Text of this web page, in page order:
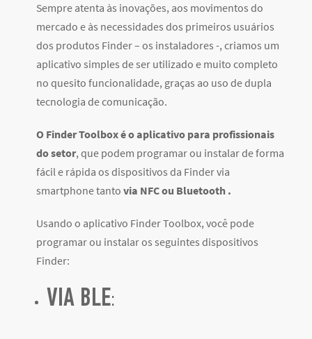
Sempre atenta às inovações, aos movimentos do
mercado e às necessidades dos primeiros usuários
dos produtos Finder – os instaladores -, criamos um
aplicativo simples de ser utilizado e muito completo
no quesito funcionalidade, graças ao uso de dupla
tecnologia de comunicação.
O Finder Toolbox é o aplicativo para profissionais
do setor, que podem programar ou instalar de forma
fácil e rápida os dispositivos da Finder via
smartphone tanto via NFC ou Bluetooth .
Usando o aplicativo Finder Toolbox, você pode
programar ou instalar os seguintes dispositivos
Finder:
VIA BLE: